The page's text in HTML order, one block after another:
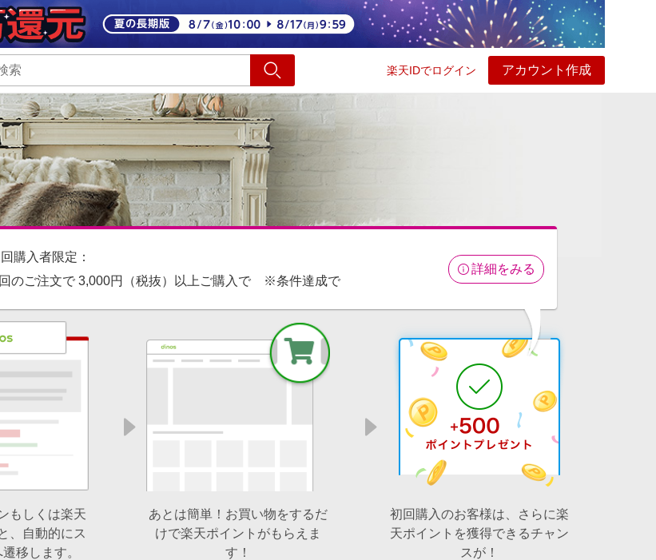
楽天IDでログイン アカウント作成
ショッピング 旅行 サービス
購入者限定：
のご注文で 3,000円（税抜）以上ご購入で ※条件達成で
詳細をみる
もしくは楽天
、自動的にス
移します。
あとは簡単！お買い物をするだ
けで楽天ポイントがもらえま
す！
初回購入のお客様は、さらに楽
天ポイントを獲得できるチャン
スが！